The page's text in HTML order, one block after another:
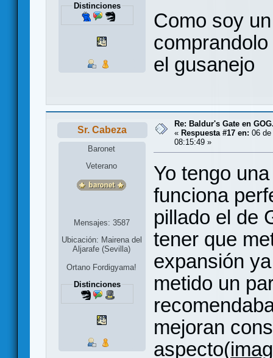
Distinciones
Como soy
el gusanejo
Sr. Cabeza
Baronet
Veterano
Mensajes: 3587
Ubicación: Mairena del
Aljarafe (Sevilla)
Ortano Fordigyama!
Distinciones
Re: Baldur's Gate en
« Respuesta #17 en: 06
08:15:49 »
Yo tengo
funciona
pillado el de
tener que
expansión
metido un
mejoran
aspecto(